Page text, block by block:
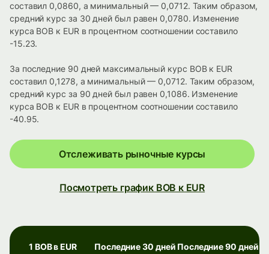
составил 0,0860, а минимальный — 0,0712. Таким образом,
средний курс за 30 дней был равен 0,0780. Изменение
курса BOB к EUR в процентном соотношении составило
-15.23.
За последние 90 дней максимальный курс BOB к EUR
составил 0,1278, а минимальный — 0,0712. Таким образом,
средний курс за 90 дней был равен 0,1086. Изменение
курса BOB к EUR в процентном соотношении составило
-40.95.
Отслеживать рыночные курсы
Посмотреть график BOB к EUR
1 BOB в EUR Последние 30 дней Последние 90 дней